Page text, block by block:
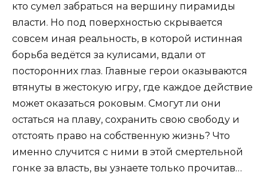
кто сумел забраться на вершину пирамиды
власти. Но под поверхностью скрывается
совсем иная реальность, в которой истинная
борьба ведётся за кулисами, вдали от
посторонних глаз. Главные герои оказываются
втянуты в жестокую игру, где каждое действие
может оказаться роковым. Смогут ли они
остаться на плаву, сохранить свою свободу и
отстоять право на собственную жизнь? Что
именно случится с ними в этой смертельной
гонке за власть, вы узнаете только прочитав…